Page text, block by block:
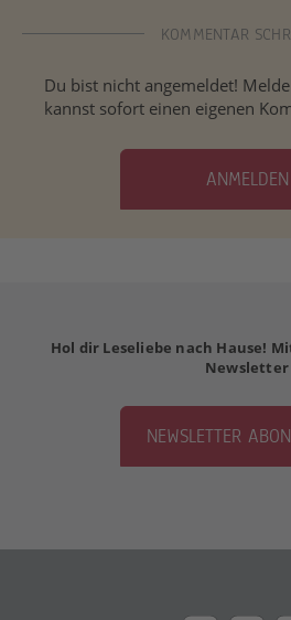
KOMMENTAR
Du bist nicht angemeldet!
kannst sofort einen eigenen
ANMELDEN
Hol dir Leseliebe nach Hause!
Newsletter
NEWSLETTER